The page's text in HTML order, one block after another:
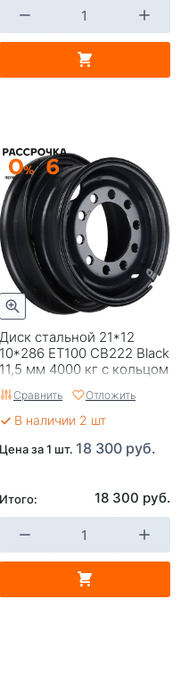
Диск стальной 21*12
10*286 ET100 CB222 Black
11,5 мм 4000 кг с кольцом
Accuride
Сравнить Отложить
В наличии 2 шт
Цена за 1 шт. 18 300 руб.
Итого: 18 300 руб.